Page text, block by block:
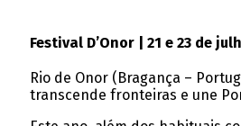
Festival D’Onor | 21 e 23 de
Rio de Onor (Bragança –
transcende fronteiras e une